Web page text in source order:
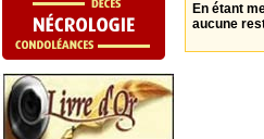
En étant
aucune